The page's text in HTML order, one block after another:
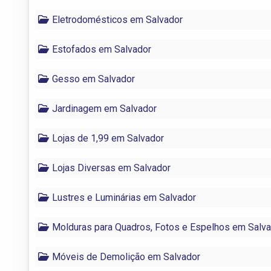
Eletrodomésticos em Salvador
Estofados em Salvador
Gesso em Salvador
Jardinagem em Salvador
Lojas de 1,99 em Salvador
Lojas Diversas em Salvador
Lustres e Luminárias em Salvador
Molduras para Quadros, Fotos e Espelhos em
Móveis de Demolição em Salvador